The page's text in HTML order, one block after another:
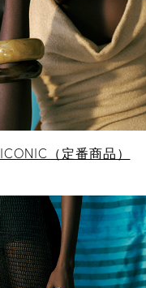
ICONIC（定番商品）